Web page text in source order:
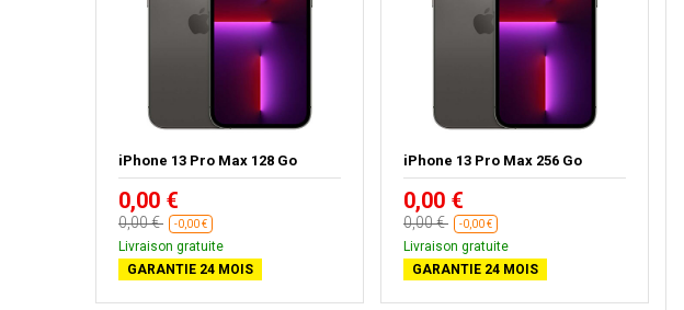
iPhone 13 Pro Max 128 Go
0,00 €
0,00 € -0,00 €
Livraison gratuite
GARANTIE 24 MOIS
iPhone 13 Pro Max 256 Go
0,00 €
0,00 € -0,00 €
Livraison gratuite
GARANTIE 24 MOIS